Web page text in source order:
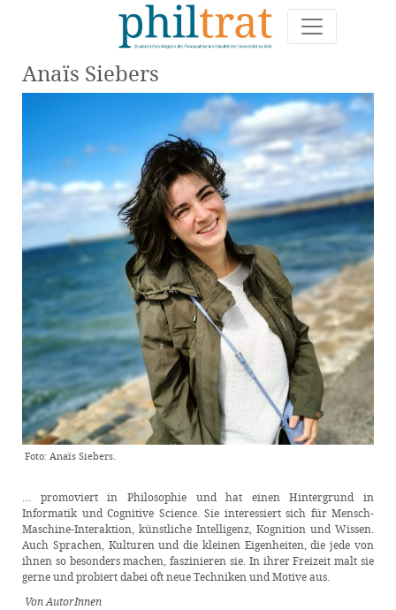
Anaïs Siebers
Foto: Anaïs Siebers.
… promoviert in Philosophie und hat einen Hintergrund in
Informatik und Cognitive Science. Sie interessiert sich für Mensch-
Maschine-Interaktion, künstliche Intelligenz, Kognition und Wissen.
Auch Sprachen, Kulturen und die kleinen Eigenheiten, die jede von
ihnen so besonders machen, faszinieren sie. In ihrer Freizeit malt sie
gerne und probiert dabei oft neue Techniken und Motive aus.
Von AutorInnen